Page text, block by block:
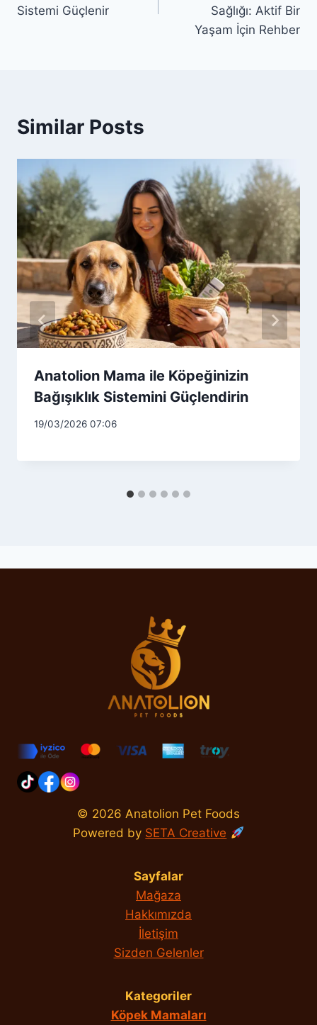
Sistemi Güçlenir
Sağlığı: Aktif Bir
Yaşam İçin Rehber
Similar Posts
Anatolion Mama ile Köpeğinizin
Bağışıklık Sistemini Güçlendirin
19/03/2026 07:06
© 2026 Anatolion Pet Foods
Powered by SETA Creative
Sayfalar
Mağaza
Hakkımızda
İletişim
Sizden Gelenler
Kategoriler
Köpek Mamaları